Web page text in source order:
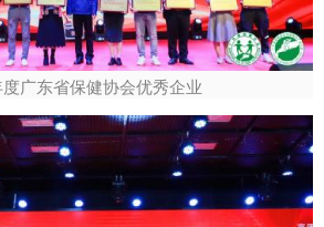
度广东省保健协会优秀企业